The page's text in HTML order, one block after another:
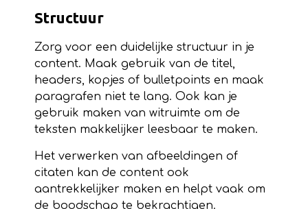
Structuur
Zorg voor een duidelijke structuur in je
content. Maak gebruik van de titel,
headers, kopjes of bulletpoints en maak
paragrafen niet te lang. Ook kan je
gebruik maken van witruimte om de
teksten makkelijker leesbaar te maken.
Het verwerken van afbeeldingen of
citaten kan de content ook
aantrekkelijker maken en helpt vaak om
de boodschap te bekrachtigen.